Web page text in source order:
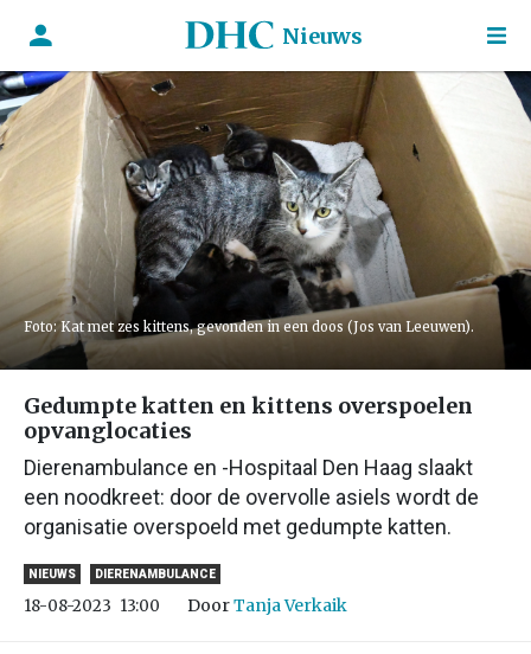
Nieuws
Foto: Kat met zes kittens, gevonden in een doos (Jos van Leeuwen).
Gedumpte katten en kittens overspoelen
opvanglocaties
Dierenambulance en -Hospitaal Den Haag slaakt
een noodkreet: door de overvolle asiels wordt de
organisatie overspoeld met gedumpte katten.
NIEUWS DIERENAMBULANCE
18-08-2023 13:00 DoorTanja Verkaik